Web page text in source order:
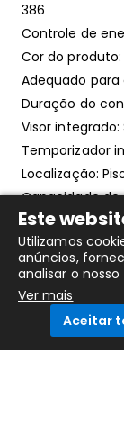
386
Controle de
Cor do produto:
Adequado
Duração do
Visor integrado:
Temporizador
Localização:
Capacidade de
Cor do
Adequado
Duração do
Este
Utilizamos
anúncios,
analisar o nosso
Ver mais
Aceitar